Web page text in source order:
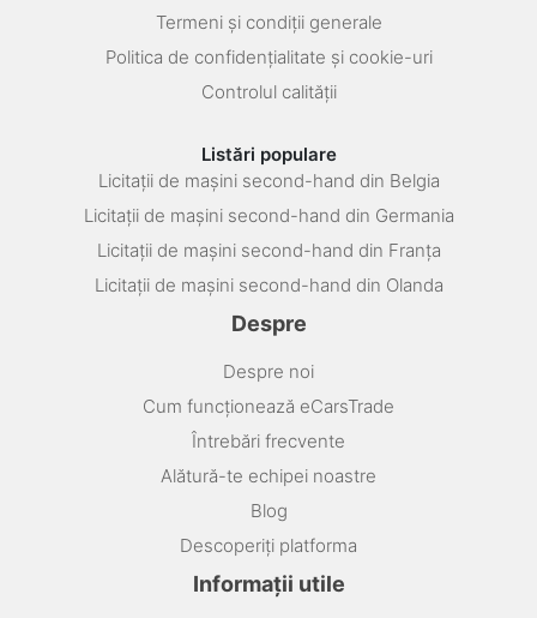
Termeni și condiții generale
Politica de confidențialitate și cookie-uri
Controlul calității
Listări populare
Licitații de mașini second-hand din Belgia
Licitații de mașini second-hand din Germania
Licitații de mașini second-hand din Franța
Licitații de mașini second-hand din Olanda
Despre
Despre noi
Cum funcționează eCarsTrade
Întrebări frecvente
Alătură-te echipei noastre
Blog
Descoperiți platforma
Informații utile